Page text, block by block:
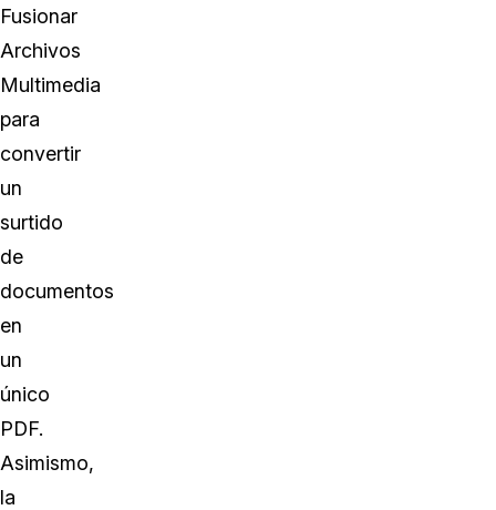
Fusionar
Archivos
Multimedia
para
convertir
un
surtido
de
documentos
en
un
único
PDF.
Asimismo,
la